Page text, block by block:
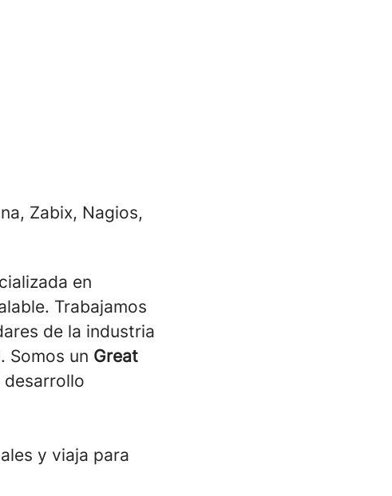
Zabix, Nagios,
en
Trabajamos
de la industria
Somos un Great
y viaja para